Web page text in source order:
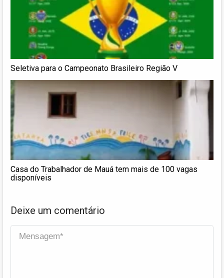
Seletiva para o Campeonato Brasileiro Região V
Casa do Trabalhador de Mauá tem mais de 100 vagas
disponíveis
Deixe um comentário